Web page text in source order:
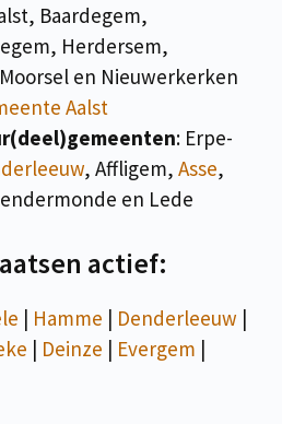
Baardegem,
Herdersem,
en Nieuwerkerken
Aalst
: Erpe-
, Affligem, Asse,
en Lede
actief:
Hamme Denderleeuw
Deinze Evergem